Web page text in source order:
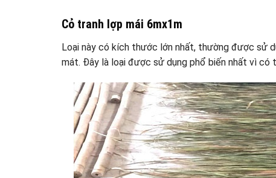
Cỏ tranh lợp mái 6mx1m
Loại này có kích thước lớn nhất, thường được sử
mát. Đây là loại được sử dụng phổ biến nhất vì có